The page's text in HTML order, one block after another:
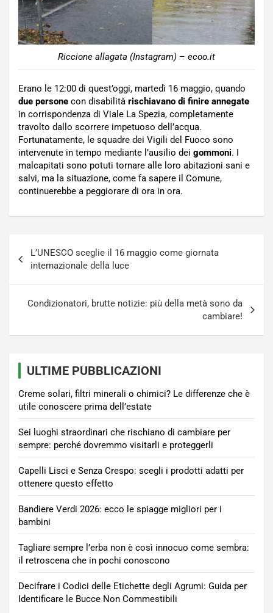
Riccione allagata (Instagram) – ecoo.it
Erano le 12:00 di quest’oggi, martedì 16 maggio, quando
due persone con disabilità rischiavano di finire annegate
in corrispondenza di Viale La Spezia, completamente
travolto dallo scorrere impetuoso dell’acqua.
Fortunatamente, le squadre dei Vigili del Fuoco sono
intervenute in tempo mediante l’ausilio dei gommoni. I
malcapitati sono potuti tornare alle loro abitazioni sani e
salvi, ma la situazione, come fa sapere il Comune,
continuerebbe a peggiorare di ora in ora.
articoli
L’UNESCO sceglie il 16 maggio come giornata
internazionale della luce
Condizionatori, brutte notizie: più della metà sono da
cambiare!
ULTIME PUBBLICAZIONI
Creme solari, filtri minerali o chimici? Le differenze che è
utile conoscere prima dell’estate
Sei luoghi straordinari che rischiano di cambiare per
sempre: perché dovremmo visitarli e proteggerli
Capelli Lisci e Senza Crespo: scegli i prodotti adatti per
ottenere questo effetto
Bandiere Verdi 2026: ecco le spiagge migliori per i
bambini
Tagliare sempre l’erba non è così innocuo come sembra:
il retroscena che in pochi conoscono
Decifrare i Codici delle Etichette degli Agrumi: Guida per
Identificare le Bucce Non Commestibili